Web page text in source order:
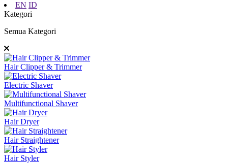
EN ID
Kategori
Semua Kategori
Hair Clipper & Trimmer
Electric Shaver
Multifunctional Shaver
Hair Dryer
Hair Straightener
Hair Styler